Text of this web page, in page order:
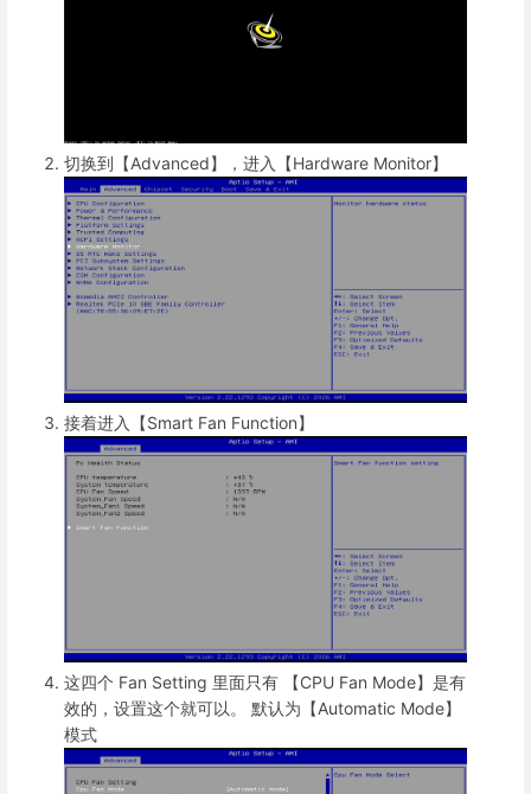
切换到【Advanced】，进入【Hardware Monitor】
接着进入【Smart Fan Function】
这四个 Fan Setting 里面只有 【CPU Fan Mode】是有
效的，设置这个就可以。 默认为【Automatic Mode】
模式